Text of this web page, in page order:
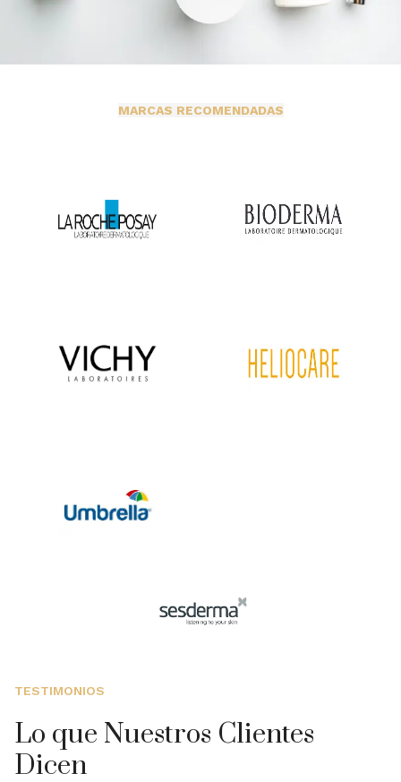
MARCAS RECOMENDADAS
TESTIMONIOS
Lo que Nuestros Clientes
Dicen